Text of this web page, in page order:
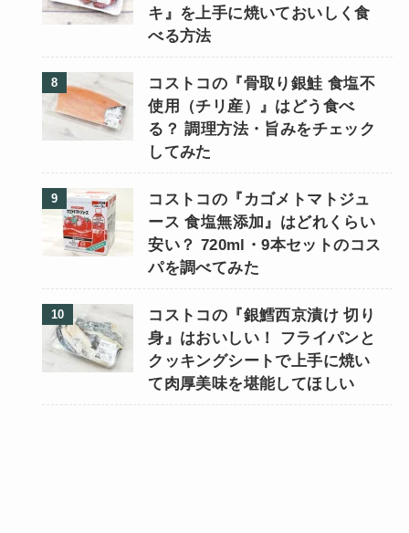
キ』を上手に焼いておいしく食
べる方法
コストコの『骨取り銀鮭 食塩不
使用（チリ産）』はどう食べ
る？ 調理方法・旨みをチェック
してみた
コストコの『カゴメトマトジュ
ース 食塩無添加』はどれくらい
安い？ 720ml・9本セットのコス
パを調べてみた
コストコの『銀鱈西京漬け 切り
身』はおいしい！ フライパンと
クッキングシートで上手に焼い
て肉厚美味を堪能してほしい